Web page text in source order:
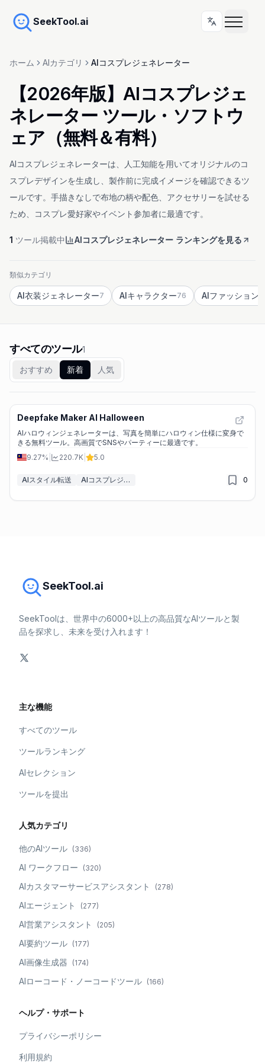
SeekTool.ai
ホーム AIカテゴリ AIコスプレジェネレーター
【2026年版】AIコスプレジェ
ネレーター ツール・ソフトウ
ェア（無料＆有料）
AIコスプレジェネレーターは、人工知能を用いてオリジナルのコ
スプレデザインを生成し、製作前に完成イメージを確認できるツ
ールです。手描きなしで布地の柄や配色、アクセサリーを試せる
ため、コスプレ愛好家やイベント参加者に最適です。
1 ツール掲載中 AIコスプレジェネレーター ランキングを見る
類似カテゴリ
AI衣装ジェネレーター7 AIキャラクター76
すべてのツール1
おすすめ
新着 人気
Deepfake Maker AI Halloween
AIハロウィンジェネレーターは、写真を簡単にハロウィン仕様に変身で
きる無料ツール。高画質でSNSやパーティーに最適です。
9.27%
220.7K 5.0
AIスタイル転送 AIコスプレジェネレーター 0
SeekTool.ai
SeekToolは、世界中の6000+以上の高品質なAIツールと製
品を探求し、未来を受け入れます！
主な機能
すべてのツール
ツールランキング
AIセレクション
ツールを提出
人気カテゴリ
他のAIツール (336)
AI ワークフロー (320)
AIカスタマーサービスアシスタント (278)
AIエージェント (277)
AI営業アシスタント (205)
AI要約ツール (177)
AI画像生成器 (174)
AIローコード・ノーコードツール (166)
ヘルプ・サポート
プライバシーポリシー
利用規約